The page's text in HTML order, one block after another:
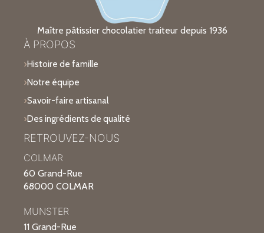
Maître pâtissier chocolatier traiteur depuis 1936
À PROPOS
Histoire de famille
Notre équipe
Savoir-faire artisanal
Des ingrédients de qualité
RETROUVEZ-NOUS
COLMAR
60 Grand-Rue
68000 COLMAR
MUNSTER
11 Grand-Rue